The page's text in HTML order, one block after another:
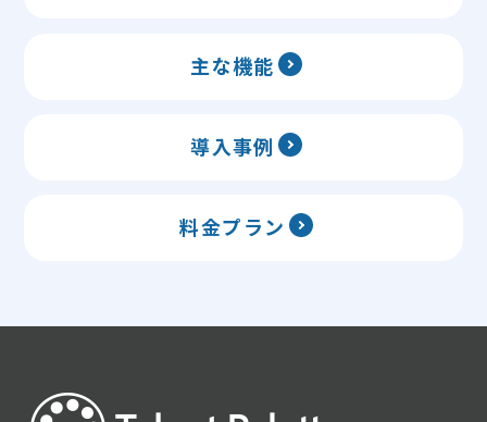
主な機能
導入事例
料金プラン